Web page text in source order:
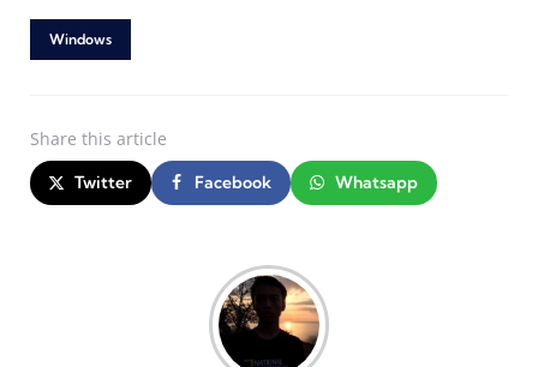
Windows
Share this article
Twitter Facebook Whatsapp